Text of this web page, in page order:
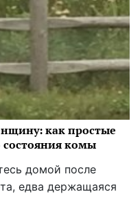
как простые
состояния комы
домой после
едва держащаяся